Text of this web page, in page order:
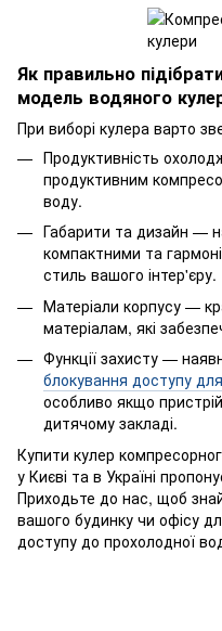
Як правильно
модель водяного
При виборі кулера варто
Продуктивність
продуктивним
воду.
Габарити та дизайн —
компактними та
стиль вашого інтер'єру.
Матеріали корпусу —
матеріалам, які
Функції захисту —
блокування доступу
особливо якщо
дитячому закладі.
Купити кулер
у Києві та в Україні
Приходьте до нас, щоб
вашого будинку чи офісу
доступу до прохолодної